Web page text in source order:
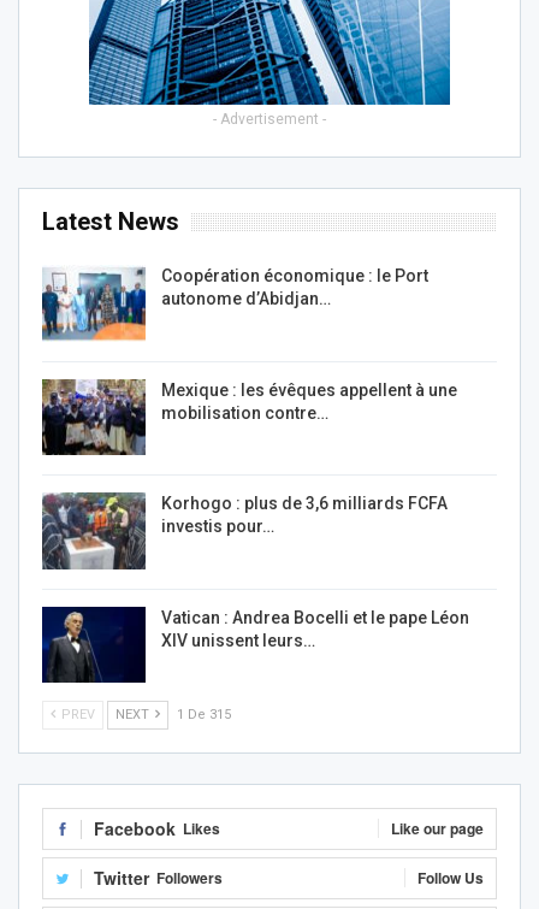
- Advertisement -
Latest News
Coopération économique : le Port
autonome d’Abidjan…
Mexique : les évêques appellent à une
mobilisation contre…
Korhogo : plus de 3,6 milliards FCFA
investis pour…
Vatican : Andrea Bocelli et le pape Léon
XIV unissent leurs…
PREV NEXT 1 De 315
Facebook Likes Like our page
Twitter Followers Follow Us